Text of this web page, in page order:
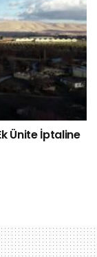
Ünite İptaline